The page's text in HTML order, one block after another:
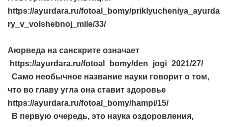
https://ayurdara.ru/fotoal_bomy/priklyucheniya_ayurda
ry_v_volshebnoj_mile/33/
Аюрведа на санскрите означает
https://ayurdara.ru/fotoal_bomy/den_jogi_2021/27/
Само необычное название науки говорит о том,
что во главу угла она ставит здоровье
https://ayurdara.ru/fotoal_bomy/hampi/15/
В первую очередь, это наука оздоровления,